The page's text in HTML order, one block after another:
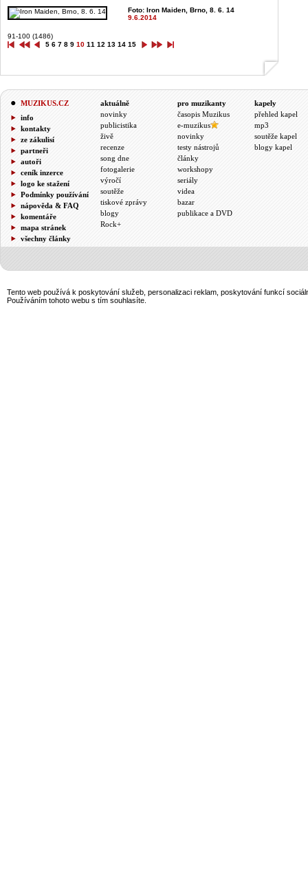
Foto: Iron Maiden, Brno, 8. 6. 14
9.6.2014
91-100 (1486)
5 6 7 8 9 10 11 12 13 14 15
MUZIKUS.CZ
info
kontakty
ze zákulisí
partneři
autoři
ceník inzerce
logo ke stažení
Podmínky používání
nápověda & FAQ
komentáře
mapa stránek
všechny články
aktuálně
novinky
publicistika
živě
recenze
song dne
fotogalerie
výročí
soutěže
tiskové zprávy
blogy
Rock+
pro muzikanty
časopis Muzikus
e-muzikus
novinky
testy nástrojů
články
workshopy
seriály
videa
bazar
publikace a DVD
kapely
přehled kapel
mp3
soutěže kapel
blogy kapel
Tento web používá k poskytování služeb, personalizaci reklam, poskytování funkcí
Používáním tohoto webu s tím souhlasíte.